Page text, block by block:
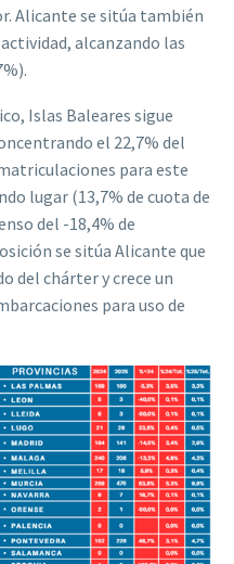
Alicante se sitúa también
alcanzando las
Islas Baleares sigue
el 22,7% del
para este
lugar (13,7% de cuota de
del -18,4% de
se sitúa Alicante que
del chárter y crece un
para uso de